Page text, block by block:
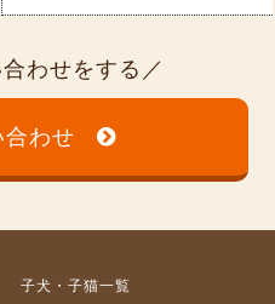
わせをする
合わせ
子犬・子猫一覧